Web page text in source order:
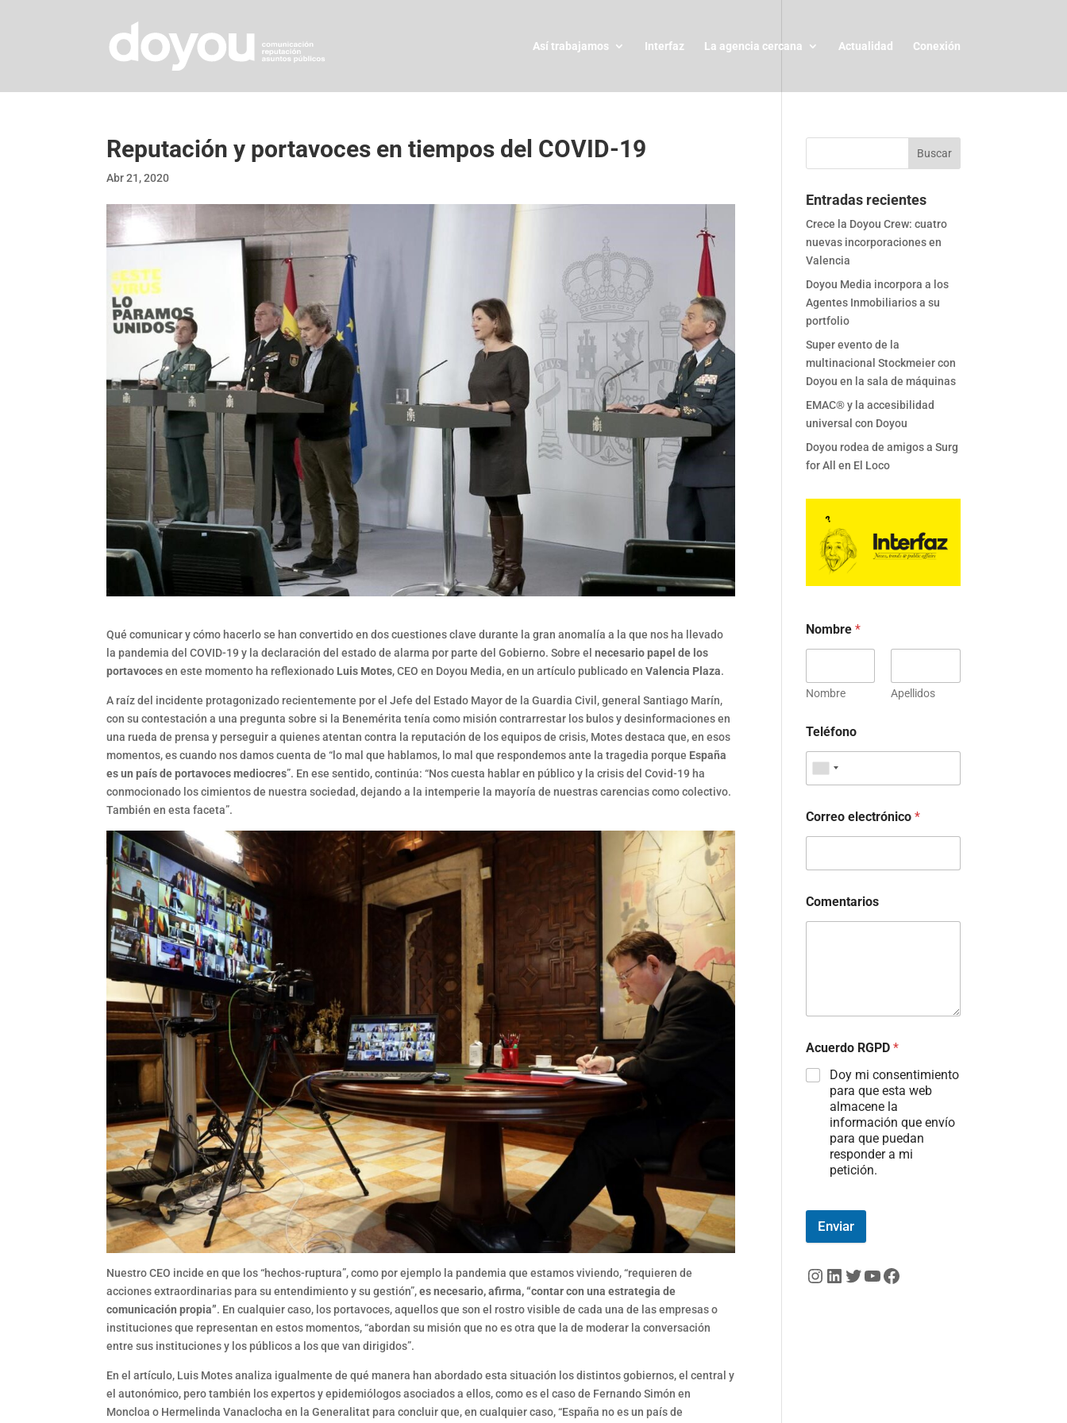
Así trabajamos Interfaz La agencia cercana Actualidad Conexión
Reputación y portavoces en tiempos del COVID-19
Abr 21, 2020
Qué comunicar y cómo hacerlo se han convertido en dos cuestiones clave durante la gran anomalía a la que nos ha llevado
la pandemia del COVID-19 y la declaración del estado de alarma por parte del Gobierno. Sobre elnecesario papel de los
portavocesen este momento ha reflexionado Luis Motes, CEO en Doyou Media, en un artículo publicado enValencia Plaza.
A raíz del incidente protagonizado recientemente por el Jefe del Estado Mayor de la Guardia Civil, general Santiago Marín,
con su contestación a una pregunta sobre si la Benemérita tenía como misión contrarrestar los bulos y desinformaciones en
una rueda de prensa y perseguir a quienes atentan contra la reputación de los equipos de crisis, Motes destaca que, en esos
momentos, es cuando nos damos cuenta de “lo mal que hablamos, lo mal que respondemos ante la tragedia porque España
es un país de portavoces mediocres”. En ese sentido, continúa: “Nos cuesta hablar en público y la crisis del Covid-19 ha
conmocionado los cimientos de nuestra sociedad, dejando a la intemperie la mayoría de nuestras carencias como colectivo.
También en esta faceta”.
Nuestro CEO incide en que los “hechos-ruptura”, como por ejemplo la pandemia que estamos viviendo, “requieren de
acciones extraordinarias para su entendimiento y su gestión”,es necesario, afirma, “contar con una estrategia de
comunicación propia”. En cualquier caso, los portavoces, aquellos que son el rostro visible de cada una de las empresas o
instituciones que representan en estos momentos, “abordan su misión que no es otra que la de moderar la conversación
entre sus instituciones y los públicos a los que van dirigidos”.
En el artículo, Luis Motes analiza igualmente de qué manera han abordado esta situación los distintos gobiernos, el central y
el autonómico, pero también los expertos y epidemiólogos asociados a ellos, como es el caso de Fernando Simón en
Moncloa o Hermelinda Vanaclocha en la Generalitat para concluir que, en cualquier caso, “España no es un país de
Entradas recientes
Crece la Doyou Crew: cuatro
nuevas incorporaciones en
Valencia
Doyou Media incorpora a los
Agentes Inmobiliarios a su
portfolio
Super evento de la
multinacional Stockmeier con
Doyou en la sala de máquinas
EMAC® y la accesibilidad
universal con Doyou
Doyou rodea de amigos a Surg
for All en El Loco
Nombre*
Nombre Apellidos
Teléfono
Correo electrónico*
Comentarios
Acuerdo RGPD*
Doy mi consentimiento
para que esta web
almacene la
información que envío
para que puedan
responder a mi
petición.
Enviar
Instagram
LinkedIn
Twitter
YouTube
Facebook